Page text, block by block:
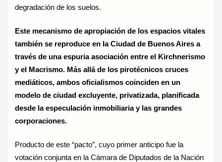
degradación de los suelos.
Este mecanismo de apropiación de los espacios vitales
también se reproduce en la Ciudad de Buenos Aires a
través de una espuria asociación entre el Kirchnerismo
y el Macrismo. Más allá de los pirotécnicos cruces
mediáticos, ambos oficialismos coinciden en un
modelo de ciudad excluyente, privatizada, planificada
desde la especulación inmobiliaria y las grandes
corporaciones.
Producto de este “pacto”, cuyo primer anticipo fue la
votación conjunta en la Cámara de Diputados de la Nación